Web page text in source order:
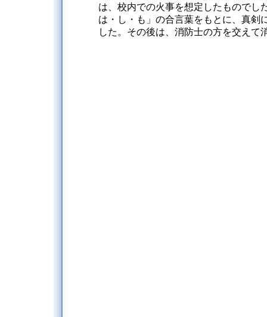
は、校内での火事を想定したものでし
は・し・も」の合言葉をもとに、真剣
した。その後は、消防士の方を交えて